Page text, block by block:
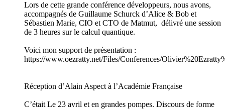
Lors de cette grande conférence développeurs, nous avons,
accompagnés de Guillaume Schurck d’Alice & Bob et
Sébastien Marie, CIO et CTO de Matmut, délivré une session
de 3 heures sur le calcul quantique.
Voici mon support de présentation :
https://www.oezratty.net/Files/Conferences/
Réception d’Alain Aspect à l’Académie Française
C’était Le 23 avril et en grandes pompes. Discours de forme